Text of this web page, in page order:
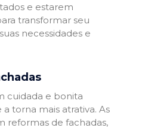
e estarem
transformar seu
necessidades e
cuidada e bonita
a torna mais atrativa. As
reformas de fachadas,